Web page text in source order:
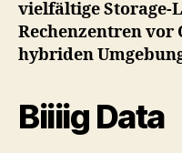
vielfältige Storage-
Rechenzentren vor
hybriden
Biiiig Data